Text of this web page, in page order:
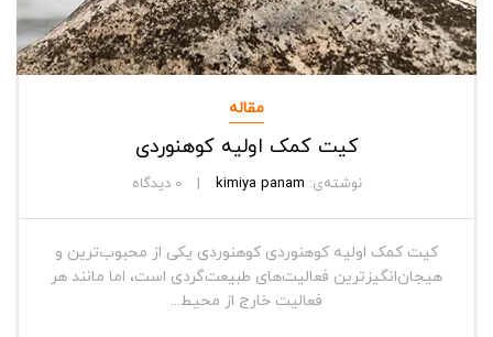
مقاله
کیت کمک اولیه کوهنوردی
نوشته‌ی: kimiya panam دیدگاه
کیت کمک اولیه کوهنوردی کوهنوردی یکی از محبوب‌ترین و
هیجان‌انگیزترین فعالیت‌های طبیعت‌گردی است، اما مانند هر
فعالیت خارج از محیط...